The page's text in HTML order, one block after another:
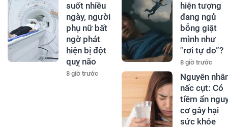
suốt nhiều
ngày, người
phụ nữ bất
ngờ phát
hiện bị đột
quỵ não
8 giờ trước
hiện tượng
đang ngủ
bỗng giật
mình như
"rơi tự do”?
8 giờ trước
Nguyên
nấc cụt: Có
tiềm ẩn
cơ gây hại
sức khỏe